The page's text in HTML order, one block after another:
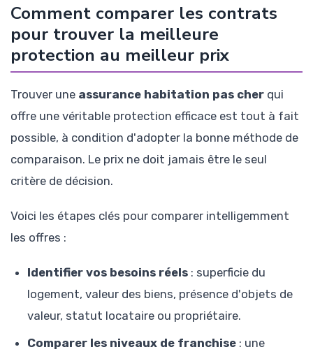
Comment comparer les contrats
pour trouver la meilleure
protection au meilleur prix
Trouver une assurance habitation pas cher qui
offre une véritable protection efficace est tout à fait
possible, à condition d'adopter la bonne méthode de
comparaison. Le prix ne doit jamais être le seul
critère de décision.
Voici les étapes clés pour comparer intelligemment
les offres :
Identifier vos besoins réels : superficie du
logement, valeur des biens, présence d'objets de
valeur, statut locataire ou propriétaire.
Comparer les niveaux de franchise : une